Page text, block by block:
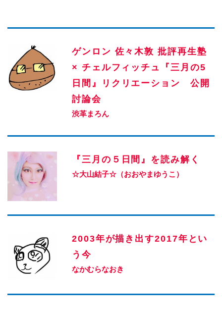
ゲンロン 佐々木敦 批評再生塾
× チェルフィッチュ『三月の5
日間』リクリエーション 公開
討論会
渋革まろん
『三月の５日間』を読み解く
☆大山結子☆（おおやまゆうこ）
2003年が描き出す2017年とい
う今
なかむらなおき